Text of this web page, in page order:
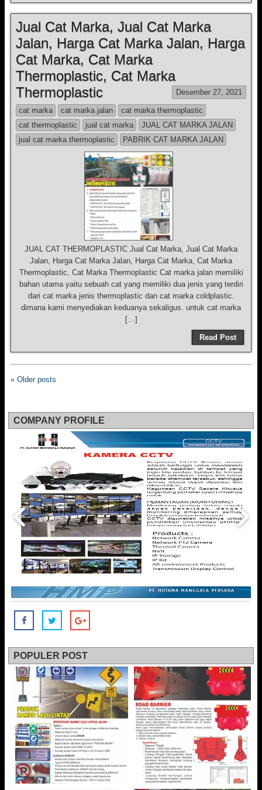
Jual Cat Marka, Jual Cat Marka
Jalan, Harga Cat Marka Jalan, Harga
Cat Marka, Cat Marka
Thermoplastic, Cat Marka
Thermoplastic
Desember 27, 2021
cat marka cat marka jalan
cat marka thermoplastic
cat thermoplastic
jual cat marka
JUAL CAT MARKA JALAN
jual cat marka thermoplastic
PABRIK CAT MARKA JALAN
JUAL CAT THERMOPLASTIC Jual Cat Marka, Jual Cat Marka
Jalan, Harga Cat Marka Jalan, Harga Cat Marka, Cat Marka
Thermoplastic, Cat Marka Thermoplastic Cat marka jalan memiliki
bahan utama yaitu sebuah cat yang memiliki dua jenis yang terdiri
dari cat marka jenis thermoplastic dan cat marka coldplastic.
dimana kami menyediakan keduanya sekaligus. untuk cat marka
[…]
Read Post
« Older posts
COMPANY PROFILE
POPULER POST